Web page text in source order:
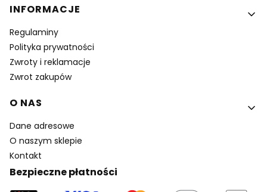
INFORMACJE
Regulaminy
Polityka prywatności
Zwroty i reklamacje
Zwrot zakupów
O NAS
Dane adresowe
O naszym sklepie
Kontakt
Bezpieczne płatności